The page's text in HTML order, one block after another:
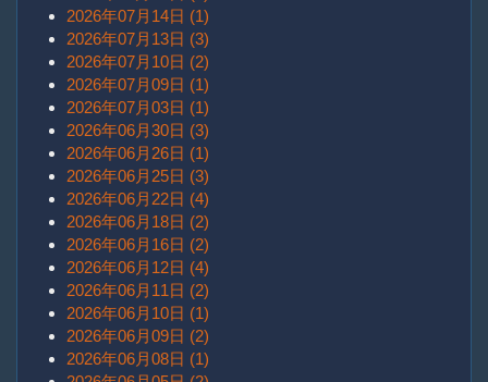
2026年07月14日 (1)
2026年07月13日 (3)
2026年07月10日 (2)
2026年07月09日 (1)
2026年07月03日 (1)
2026年06月30日 (3)
2026年06月26日 (1)
2026年06月25日 (3)
2026年06月22日 (4)
2026年06月18日 (2)
2026年06月16日 (2)
2026年06月12日 (4)
2026年06月11日 (2)
2026年06月10日 (1)
2026年06月09日 (2)
2026年06月08日 (1)